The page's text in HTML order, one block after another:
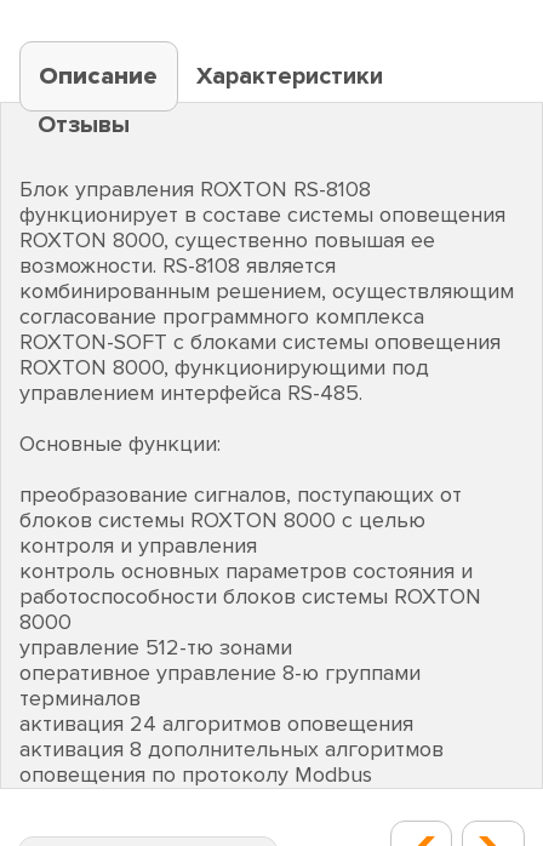
Описание
Характеристики
Отзывы
Блок управления ROXTON RS-8108
функционирует в составе системы оповещения
ROXTON 8000, существенно повышая ее
возможности. RS-8108 является
комбинированным решением, осуществляющим
согласование программного комплекса
ROXTON-SOFT с блоками системы оповещения
ROXTON 8000, функционирующими под
управлением интерфейса RS-485.
Основные функции:
преобразование сигналов, поступающих от
блоков системы ROXTON 8000 с целью
контроля и управления
контроль основных параметров состояния и
работоспособности блоков системы ROXTON
8000
управление 512-тю зонами
оперативное управление 8-ю группами
терминалов
активация 24 алгоритмов оповещения
активация 8 дополнительных алгоритмов
оповещения по протоколу Modbus